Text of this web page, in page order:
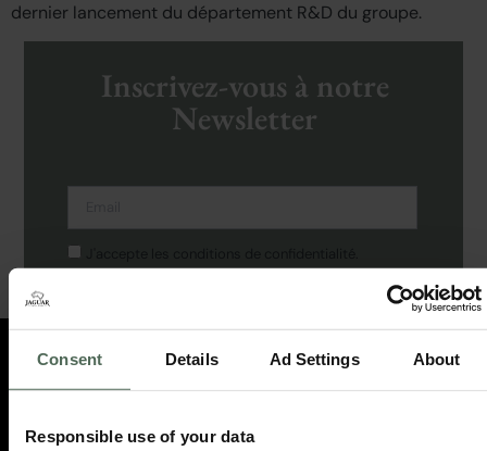
Consent Details Ad Settings About
Responsible use of your data
dernier lancement du département R&D du groupe.
Inscrivez-vous à notre
Newsletter
et recevez -10% de réduction pour